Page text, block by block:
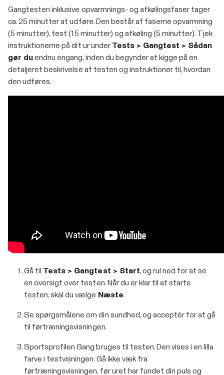
Gangtesten inklusive opvarmnings- og afkølingsfaser tager
ca. 25 minutter at udføre. Den består af faserne opvarmning
(5 minutter), test (15 minutter) og afkøling (5 minutter). Tjek
instruktionerne på dit ur under Tests > Gangtest > Sådan
gør duendnu engang, inden du begynder at kigge på en
detaljeret beskrivelse af testen og instruktioner til, hvordan
den udføres.
Gå til Tests > Gangtest > Start, og rul ned for at se
en oversigt over testen. Når du er klar til at starte
testen, skal du vælge Næste.
Se spørgsmålene om din sundhed, og acceptér for at gå
til førtræningsvisningen.
Sportsprofilen Gang bruges til testen. Den vises i en lilla
farve i testvisningen. Gå ikke væk fra
førtræningsvisningen, før uret har fundet din puls og